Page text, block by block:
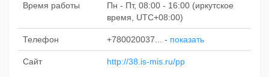
Время работы
Пн - Пт, 08:00 - 16:00 (иркутское
время, UTC+08:00)
Телефон +780020037... - показать
Сайт http://38.is-mis.ru/pp